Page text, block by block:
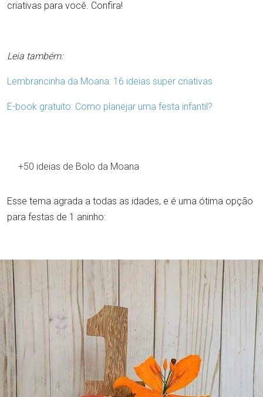
criativas para você. Confira!
Leia também:
Lembrancinha da Moana: 16 ideias super criativas
E-book gratuito: Como planejar uma festa infantil?
+50 ideias de Bolo da Moana
Esse tema agrada a todas as idades, e é uma ótima opção
para festas de 1 aninho: